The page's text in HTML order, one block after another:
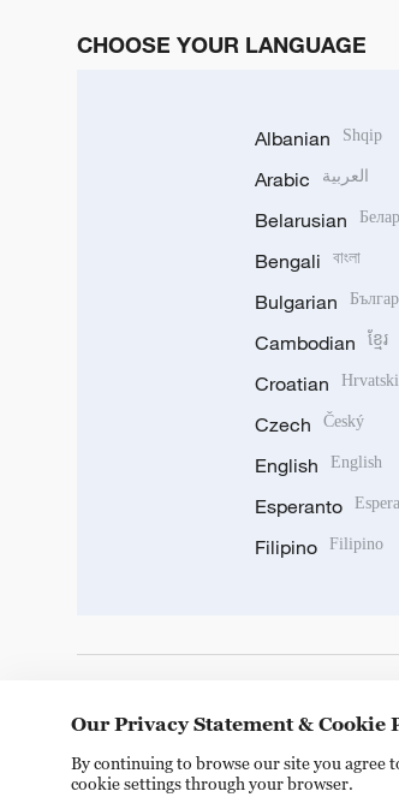
CHOOSE YOUR LANGUAGE
Albanian Shqip
Arabic العربية
Belarusian
Bengali বাংলা
Bulgarian
Cambodian ខ្មែរ
Croatian Hrvatski
Czech Český
English English
Esperanto
Filipino Filipino
Our Privacy Statement & Cookie
By continuing to browse our site you agree
cookie settings through your browser.